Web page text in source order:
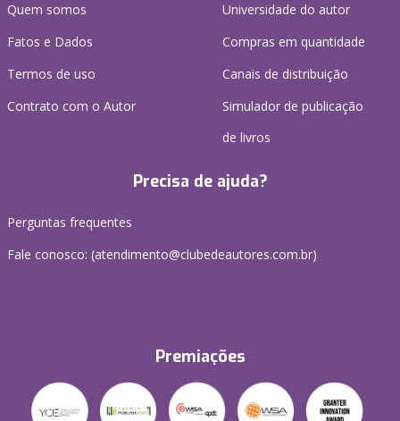
Quem somos
Fatos e Dados
Termos de uso
Contrato com o Autor
Universidade do autor
Compras em quantidade
Canais de distribuição
Simulador de publicação
de livros
Precisa de ajuda?
Perguntas frequentes
Fale conosco: (atendimento@clubedeautores.com.br)
Premiações